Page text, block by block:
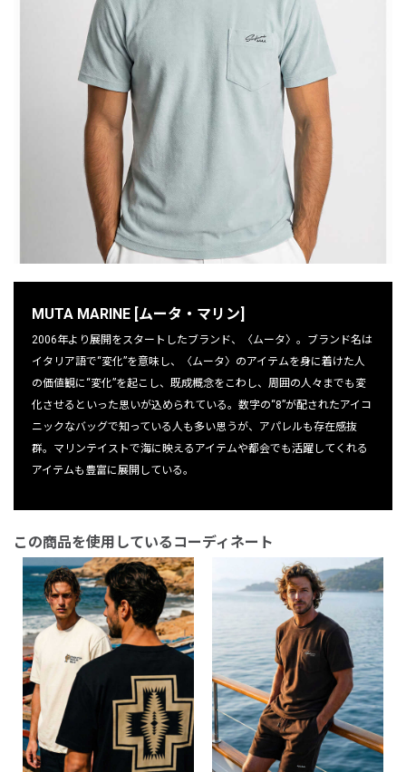
MUTA MARINE [ムータ・マリン]
2006年より展開をスタートしたブランド、〈ムータ〉。ブランド名は
イタリア語で“変化”を意味し、〈ムータ〉のアイテムを身に着けた人
の価値観に“変化”を起こし、既成概念をこわし、周囲の人々までも変
化させるといった思いが込められている。数字の“8”が配されたアイコ
ニックなバッグで知っている人も多い思うが、アパレルも存在感抜
群。マリンテイストで海に映えるアイテムや都会でも活躍してくれる
アイテムも豊富に展開している。
この商品を使用しているコーディネート